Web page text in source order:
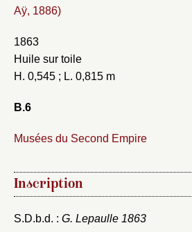
Aÿ, 1886)
1863
Huile sur toile
H. 0,545 ; L. 0,815 m
B.6
Musées du Second Empire
Inscription
S.D.b.d. : G. Lepaulle 1863